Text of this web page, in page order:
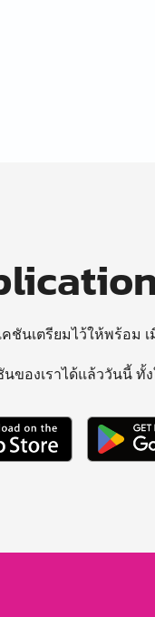
ชันเตรียมไว้ให้พร้อม
ของเราได้แล้ววันนี้ ทั้